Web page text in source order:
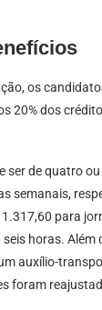
os
20% dos
ser de quatro
semanais,
1.317,60 para
horas. Além
auxílio-
foram